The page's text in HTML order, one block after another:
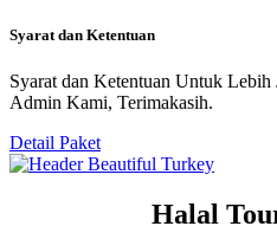
Syarat dan Ketentuan
Syarat dan Ketentuan Untuk Lebih
Admin Kami, Terimakasih.
Detail Paket
Halal